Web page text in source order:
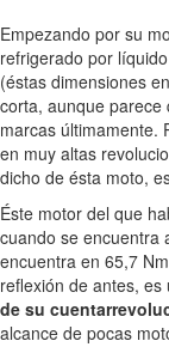
Empezando por su
refrigerado por
(éstas dimensiones
corta, aunque parece
marcas últimamente.
en muy altas
dicho de ésta moto,
Éste motor del que
cuando se encuentra
encuentra en 65,7
reflexión de antes, es
de su
alcance de pocas